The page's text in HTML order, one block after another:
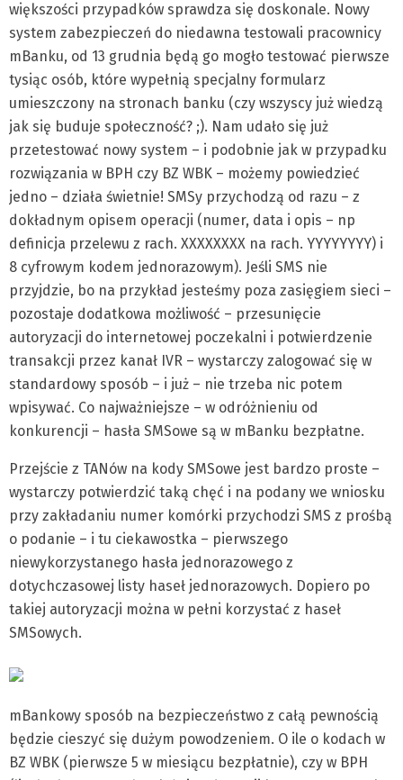
większości przypadków sprawdza się doskonale. Nowy
system zabezpieczeń do niedawna testowali pracownicy
mBanku, od 13 grudnia będą go mogło testować pierwsze
tysiąc osób, które wypełnią specjalny formularz
umieszczony na stronach banku (czy wszyscy już wiedzą
jak się buduje społeczność? ;). Nam udało się już
przetestować nowy system – i podobnie jak w przypadku
rozwiązania w BPH czy BZ WBK – możemy powiedzieć
jedno – działa świetnie! SMSy przychodzą od razu – z
dokładnym opisem operacji (numer, data i opis – np
definicja przelewu z rach. XXXXXXXX na rach. YYYYYYYY) i
8 cyfrowym kodem jednorazowym). Jeśli SMS nie
przyjdzie, bo na przykład jesteśmy poza zasięgiem sieci –
pozostaje dodatkowa możliwość – przesunięcie
autoryzacji do internetowej poczekalni i potwierdzenie
transakcji przez kanał IVR – wystarczy zalogować się w
standardowy sposób – i już – nie trzeba nic potem
wpisywać. Co najważniejsze – w odróżnieniu od
konkurencji – hasła SMSowe są w mBanku bezpłatne.
Przejście z TANów na kody SMSowe jest bardzo proste –
wystarczy potwierdzić taką chęć i na podany we wniosku
przy zakładaniu numer komórki przychodzi SMS z prośbą
o podanie – i tu ciekawostka – pierwszego
niewykorzystanego hasła jednorazowego z
dotychczasowej listy haseł jednorazowych. Dopiero po
takiej autoryzacji można w pełni korzystać z haseł
SMSowych.
mBankowy sposób na bezpieczeństwo z całą pewnością
będzie cieszyć się dużym powodzeniem. O ile o kodach w
BZ WBK (pierwsze 5 w miesiącu bezpłatnie), czy w BPH